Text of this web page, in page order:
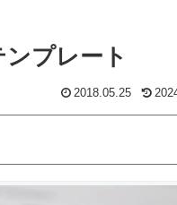
プレート
2018.05.25